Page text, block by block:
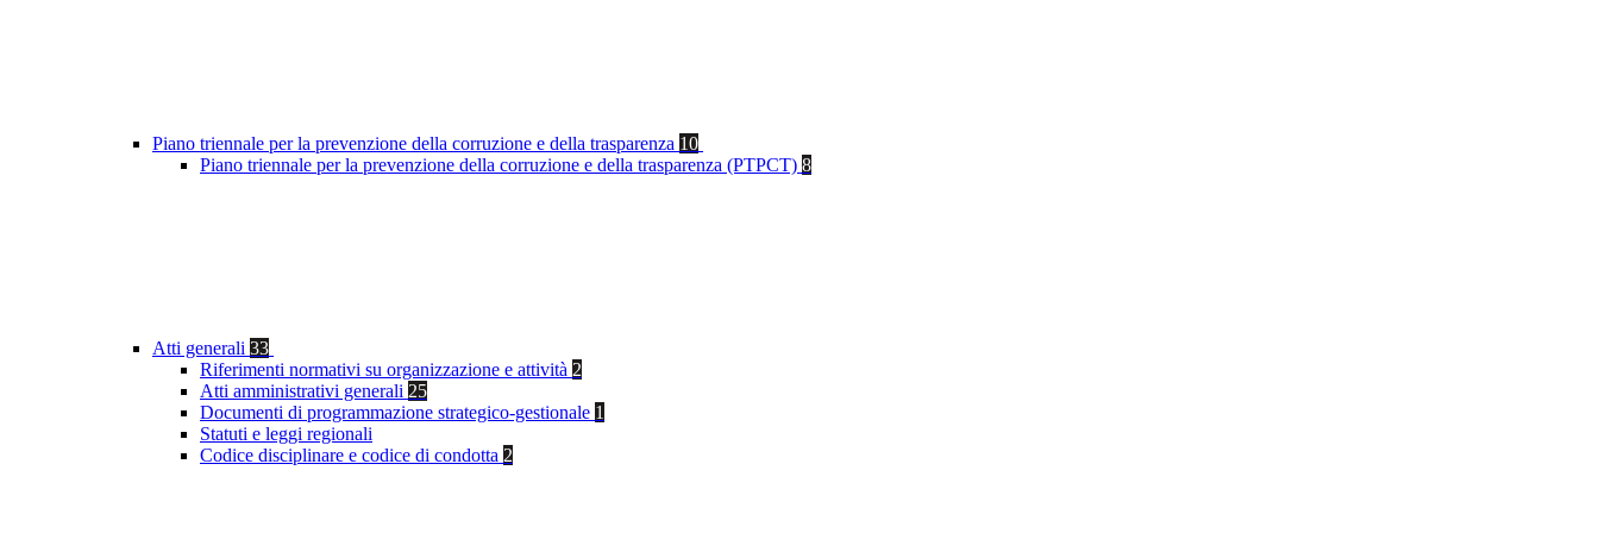
Piano triennale per la prevenzione della corruzione e della trasparenza 10
Piano triennale per la prevenzione della corruzione e della trasparenza (PTPCT) 8
Atti generali 33
Riferimenti normativi su organizzazione e attività 2
Atti amministrativi generali 25
Documenti di programmazione strategico-gestionale 1
Statuti e leggi regionali
Codice disciplinare e codice di condotta 2